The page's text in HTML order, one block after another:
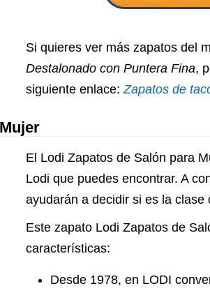
Si quieres ver más zapatos del
Destalonado con Puntera Fina,
siguiente enlace:Zapatos de
El Lodi Zapatos de Salón para
Lodi que puedes encontrar. A
ayudarán a decidir si es la
Este zapato Lodi Zapatos de
características:
Desde 1978, en LODI